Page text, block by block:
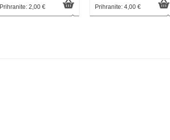
Prihranite: 2,00 € Prihranite: 4,00 €